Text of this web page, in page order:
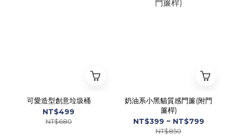
可愛造型創意垃圾桶
NT$499
NT$680
奶油系小黑貓質感門簾(附門
簾桿)
NT$399 ~ NT$799
NT$850